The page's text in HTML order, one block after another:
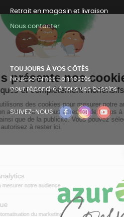
Retrait en magasin et livraison
Nous contacter
TOUJOURS Á VOS CÔTÉS
Nous sommes connectés
pour répondre à tous vos besoins
SUIVEZ-NOUS